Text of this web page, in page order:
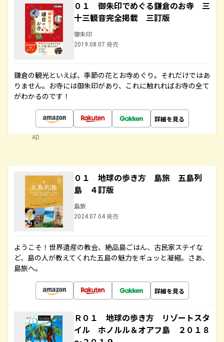
０１ 御朱印でめぐる鎌倉のお寺 三
十三観音完全掲載 三訂版
御朱印
2019.08.07 発売
鎌倉の観光といえば、季節の花とお寺めぐり。それだけではあ
りません。お寺には御朱印があり、これに触れればお寺の全て
がわかるのです！
詳細を見る
AD
０１ 地球の歩き方 島旅 五島列
島 ４訂版
島旅
2024.07.04 発売
ようこそ！世界遺産の教会、絶品島ごはん、古民家ステイな
ど、島の人が教えてくれた五島の魅力をギュッと凝縮。さあ、
島旅へ。
詳細を見る
Ｒ０１ 地球の歩き方 リゾートスタ
イル ホノルル＆オアフ島 ２０１８